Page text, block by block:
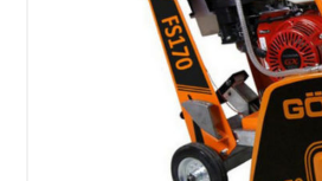
SÉLECTIONNEZ LES DATES
VOIR LE PRODUIT